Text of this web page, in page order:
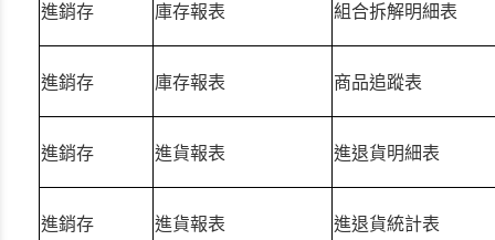
進銷存 庫存報表 組合拆解明細表
進銷存 庫存報表 商品追蹤表
進銷存 進貨報表 進退貨明細表
進銷存 進貨報表 進退貨統計表